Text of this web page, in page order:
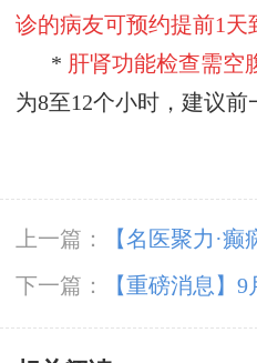
诊的病友可预约提前1天
* 肝肾功能检查需空
为8至12个小时，建议前
上一篇：
【名医聚力·
京朝阳医院神经内科周
名额有限，速约！
下一篇：
【重磅消息】
院周祥琴教授成都领衔